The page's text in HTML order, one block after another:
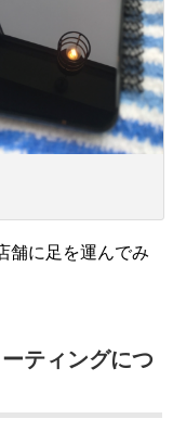
舗に足を運んでみ
ティングにつ